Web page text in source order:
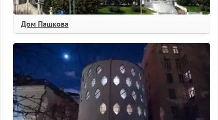
Дом Пашкова